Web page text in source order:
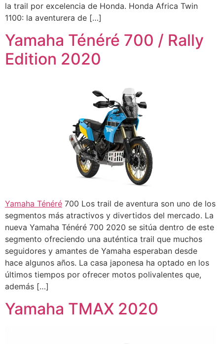
la trail por excelencia de Honda. Honda Africa Twin
1100: la aventurera de […]
Yamaha Ténéré 700 / Rally
Edition 2020
Yamaha Ténéré 700 Los trail de aventura son uno de los
segmentos más atractivos y divertidos del mercado. La
nueva Yamaha Ténéré 700 2020 se sitúa dentro de este
segmento ofreciendo una auténtica trail que muchos
seguidores y amantes de Yamaha esperaban desde
hace algunos años. La casa japonesa ha optado en los
últimos tiempos por ofrecer motos polivalentes que,
además […]
Yamaha TMAX 2020